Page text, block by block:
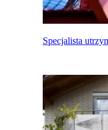
Specjalista